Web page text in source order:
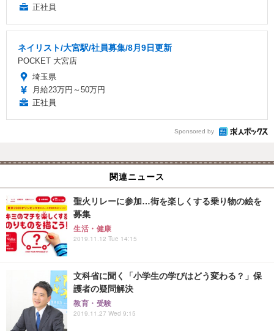
正社員
ネイリスト/大宮駅/社員募集/8月9日更新
POCKET 大宮店
埼玉県
月給23万円～50万円
正社員
Sponsored by
関連ニュース
聖火リレーに参加…街を楽しくする乗り物の絵を
募集
生活・健康
2019.11.12 Tue 14:15
文科省に聞く「小学生の学びはどう変わる？」保
護者の疑問解決
教育・受験
2019.11.27 Wed 9:15